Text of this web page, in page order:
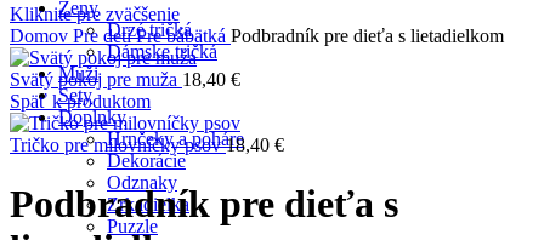
Ženy
Drzé tričká
Dámske tričká
Muži
Sety
Doplnky
Hrnčeky a poháre
Dekorácie
Odznaky
Zrkadielka
Puzzle
Kliknite pre zväčšenie
Domov Pre detiPre bábätká Podbradník pre dieťa s lietadielkom
Svätý pokoj pre muža 18,40 €
Späť k produktom
Tričko pre milovníčky psov18,40 €
Podbradník pre dieťa s